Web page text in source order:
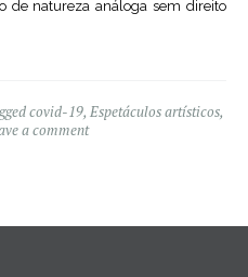
de natureza análoga sem direito
covid-19, Espetáculos artísticos,
a comment